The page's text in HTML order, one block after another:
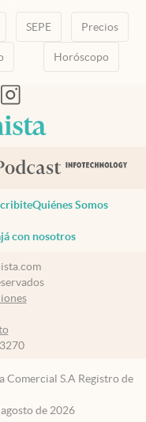
SEPE Precios
Horóscopo
pestañapestaña
en nueva pestaña
abre en nueva pestaña
abre en nueva pestaña
Quiénes Somos
con nosotros
Comercial S.A Registro de
de 2026